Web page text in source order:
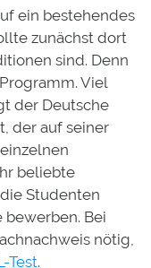
ein bestehendes
zunächst dort
sind. Denn
Viel
der Deutsche
der auf seiner
beliebte
Studenten
Bei
nötig,
Test.